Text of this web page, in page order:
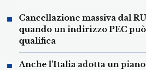
Cancellazione massiva dal
quando un indirizzo PEC
qualifica
Anche l'Italia adotta un